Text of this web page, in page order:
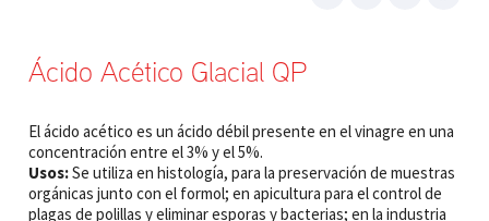
Ácido Acético Glacial QP
El ácido acético es un ácido débil presente en el vinagre en una
concentración entre el 3% y el 5%.
Usos:Se utiliza en histología, para la preservación de muestras
orgánicas junto con el formol; en apicultura para el control de
plagas de polillas y eliminar esporas y bacterias; en la industria